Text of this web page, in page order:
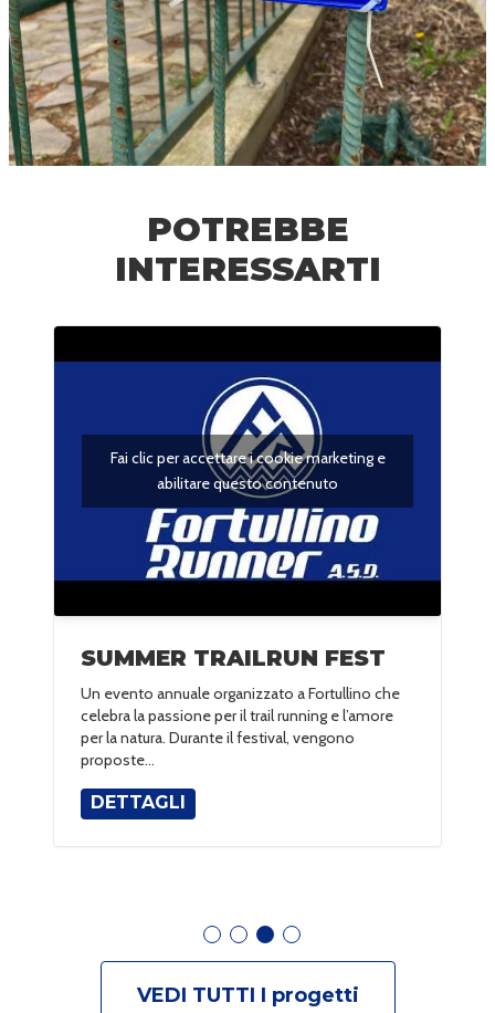
POTREBBE
INTERESSARTI
Fai clic per accettare i cookie marketing e
abilitare questo contenuto
SUMMER TRAILRUN FEST
Un evento annuale organizzato a Fortullino che
celebra la passione per il trail running e l’amore
per la natura. Durante il festival, vengono
proposte...
DETTAGLI
VEDI TUTTI I progetti